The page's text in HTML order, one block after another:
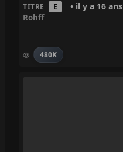
TITRE E • il y a 16 ans
Rohff
480K